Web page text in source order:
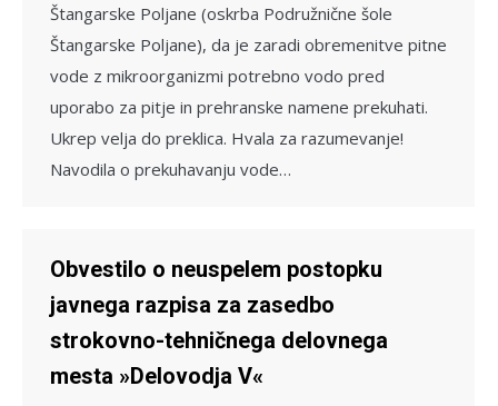
Štangarske Poljane (oskrba Podružnične šole
Štangarske Poljane), da je zaradi obremenitve pitne
vode z mikroorganizmi potrebno vodo pred
uporabo za pitje in prehranske namene prekuhati.
Ukrep velja do preklica. Hvala za razumevanje!
Navodila o prekuhavanju vode…
Obvestilo o neuspelem postopku
javnega razpisa za zasedbo
strokovno-tehničnega delovnega
mesta »Delovodja V«